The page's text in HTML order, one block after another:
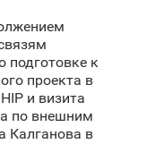
подготовке к
проекта в
и визита
по внешним
Калганова в